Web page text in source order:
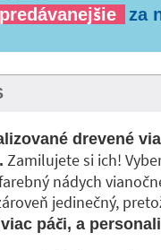
za
drevené
Zamilujete si ich!
nádych
jedinečný,
páči, a